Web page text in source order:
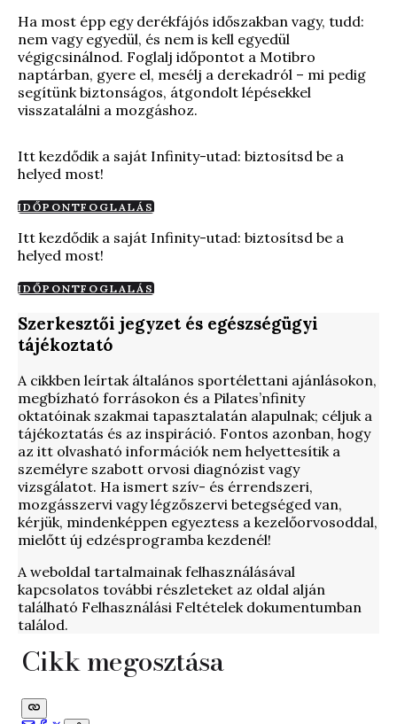
Ha most épp egy derékfájós időszakban vagy, tudd:
nem vagy egyedül, és nem is kell egyedül
végigcsinálnod. Foglalj időpontot a Motibro
naptárban, gyere el, mesélj a derekadról – mi pedig
segítünk biztonságos, átgondolt lépésekkel
visszatalálni a mozgáshoz.
Itt kezdődik a saját Infinity-utad: biztosítsd be a
helyed most!
IDŐPONTFOGLALÁS
Itt kezdődik a saját Infinity-utad: biztosítsd be a
helyed most!
IDŐPONTFOGLALÁS
Szerkesztői jegyzet és egészségügyi
tájékoztató
A cikkben leírtak általános sportélettani ajánlásokon,
megbízható forrásokon és a Pilates’nfinity
oktatóinak szakmai tapasztalatán alapulnak; céljuk a
tájékoztatás és az inspiráció. Fontos azonban, hogy
az itt olvasható információk nem helyettesítik a
személyre szabott orvosi diagnózist vagy
vizsgálatot. Ha ismert szív- és érrendszeri,
mozgásszervi vagy légzőszervi betegséged van,
kérjük, mindenképpen egyeztess a kezelőorvosoddal,
mielőtt új edzésprogramba kezdenél!
A weboldal tartalmainak felhasználásával
kapcsolatos további részleteket az oldal alján
található Felhasználási Feltételek dokumentumban
találod.
Cikk megosztása
Szezonális periodizáció: hogyan maradj
Alsó végtagi stabilitás: térdvalgus
40+ erő–mobilitás egyensúly: